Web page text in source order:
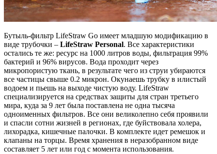
Бутыль-фильтр LifeStraw Go имеет младшую модификацию в
виде трубочки – LifeStraw Personal. Все характеристики
остались те же: ресурс на 1000 литров воды, фильтрация 99%
бактерий и 96% вирусов. Вода проходит через
микропористую ткань, в результате чего из струи убираются
все частицы свыше 0.2 микрон. Окунаешь трубку в илистый
водоем и пьешь на выходе чистую воду. LifeStraw
специализируется на средствах защиты для стран третьего
мира, куда за 9 лет была поставлена не одна тысяча
одноименных фильтров. Все они великолепно себя проявили
и спасли сотни жизней в регионах, где буйствовала холера,
лихорадка, кишечные палочки. В комплекте идет ремешок и
клапаны на торцы. Время хранения в неразобранном виде
составляет 5 лет или год с момента использования.